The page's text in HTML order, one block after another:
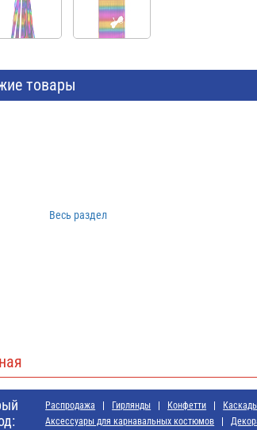
товары
Весь раздел
Распродажа Гирлянды Конфетти
Аксессуары для карнавальных костюмов